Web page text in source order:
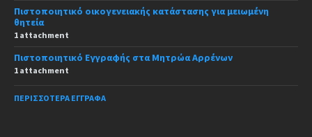
Πιστοποιητικό οικογενειακής κατάστασης για μειωμένη
θητεία
1 attachment
Πιστοποιητικό Εγγραφής στα Μητρώα Αρρένων
1 attachment
ΠΕΡΙΣΣΌΤΕΡΑ ΈΓΓΡΑΦΑ